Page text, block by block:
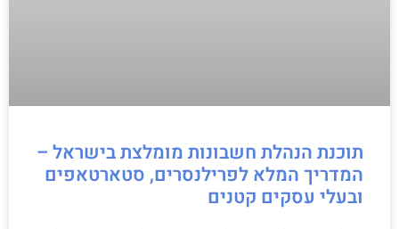
תוכנת הנהלת חשבונות מומלצת בישראל –
המדריך המלא לפרילנסרים, סטארטאפים
ובעלי עסקים קטנים